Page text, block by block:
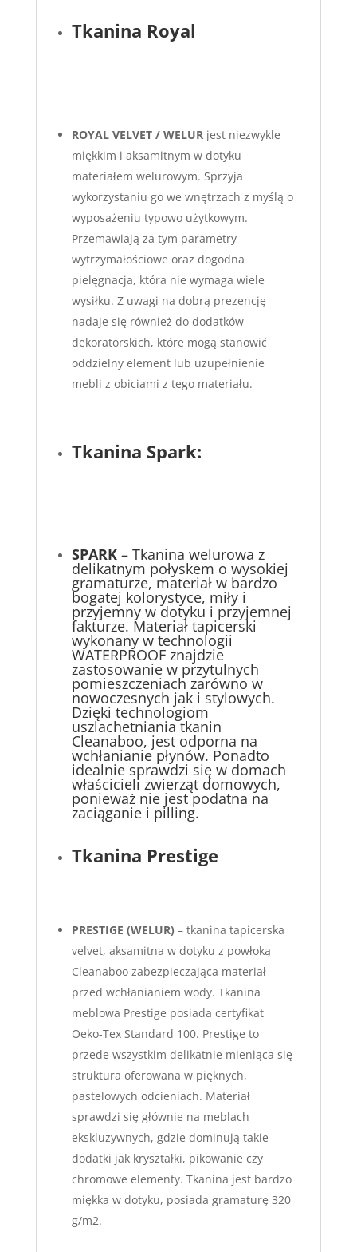
Tkanina Royal
ROYAL VELVET / WELURjest niezwykle
miękkim i aksamitnym w dotyku
materiałem welurowym. Sprzyja
wykorzystaniu go we wnętrzach z myślą o
wyposażeniu typowo użytkowym.
Przemawiają za tym parametry
wytrzymałościowe oraz dogodna
pielęgnacja, która nie wymaga wiele
wysiłku. Z uwagi na dobrą prezencję
nadaje się również do dodatków
dekoratorskich, które mogą stanowić
oddzielny element lub uzupełnienie
mebli z obiciami z tego materiału.
Tkanina Spark:
SPARK– Tkanina welurowa z
delikatnym połyskem o wysokiej
gramaturze, materiał w bardzo
bogatej kolorystyce, miły i
przyjemny w dotyku i przyjemnej
fakturze. Materiał tapicerski
wykonany w technologii
WATERPROOF znajdzie
zastosowanie w przytulnych
pomieszczeniach zarówno w
nowoczesnych jak i stylowych.
Dzięki technologiom
uszlachetniania tkanin
Cleanaboo, jest odporna na
wchłanianie płynów. Ponadto
idealnie sprawdzi się w domach
właścicieli zwierząt domowych,
ponieważ nie jest podatna na
zaciąganie i pilling.
Tkanina Prestige
PRESTIGE (WELUR) – tkanina tapicerska
velvet, aksamitna w dotyku z powłoką
Cleanaboo zabezpieczająca materiał
przed wchłanianiem wody. Tkanina
meblowa Prestige posiada certyfikat
Oeko-Tex Standard 100. Prestige to
przede wszystkim delikatnie mieniąca się
struktura oferowana w pięknych,
pastelowych odcieniach. Materiał
sprawdzi się głównie na meblach
ekskluzywnych, gdzie dominują takie
dodatki jak kryształki, pikowanie czy
chromowe elementy. Tkanina jest bardzo
miękka w dotyku, posiada gramaturę 320
g/m2.